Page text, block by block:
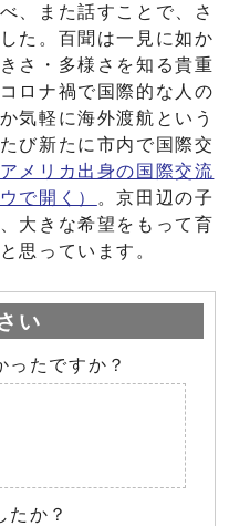
、また話すことで、さ
た。百聞は一見に如か
さ・多様さを知る貴重
ロナ禍で国際的な人の
気軽に海外渡航という
び新たに市内で国際交
アメリカ出身の国際交流
で開く）
。京田辺の子
大きな希望をもって育
思っています。
い
ったですか？
たか？